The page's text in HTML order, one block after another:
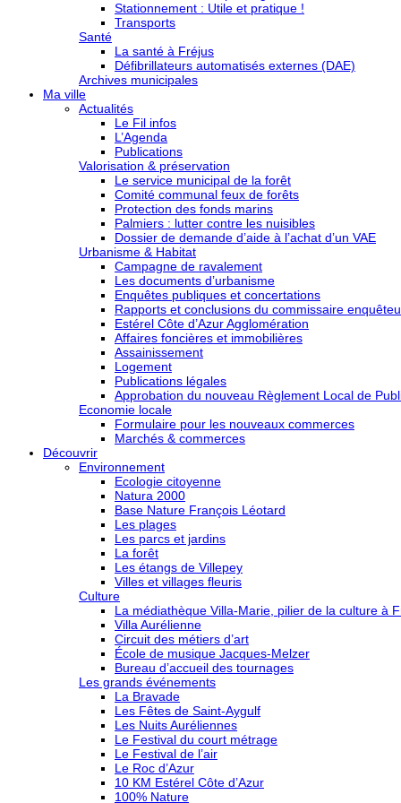
Stationnement : Utile et pratique !
Transports
Santé
La santé à Fréjus
Défibrillateurs automatisés externes (DAE)
Archives municipales
Ma ville
Actualités
Le Fil infos
L’Agenda
Publications
Valorisation & préservation
Le service municipal de la forêt
Comité communal feux de forêts
Protection des fonds marins
Palmiers : lutter contre les nuisibles
Dossier de demande d’aide à l’achat d’un VAE
Urbanisme & Habitat
Campagne de ravalement
Les documents d’urbanisme
Enquêtes publiques et concertations
Rapports et conclusions du commissaire
Estérel Côte d’Azur Agglomération
Affaires foncières et immobilières
Assainissement
Logement
Publications légales
Approbation du nouveau Règlement Local de
Economie locale
Formulaire pour les nouveaux commerces
Marchés & commerces
Découvrir
Environnement
Ecologie citoyenne
Natura 2000
Base Nature François Léotard
Les plages
Les parcs et jardins
La forêt
Les étangs de Villepey
Villes et villages fleuris
Culture
La médiathèque Villa-Marie, pilier de la culture à
Villa Aurélienne
Circuit des métiers d’art
École de musique Jacques-Melzer
Bureau d’accueil des tournages
Les grands événements
La Bravade
Les Fêtes de Saint-Aygulf
Les Nuits Auréliennes
Le Festival du court métrage
Le Festival de l’air
Le Roc d’Azur
10 KM Estérel Côte d’Azur
100% Nature